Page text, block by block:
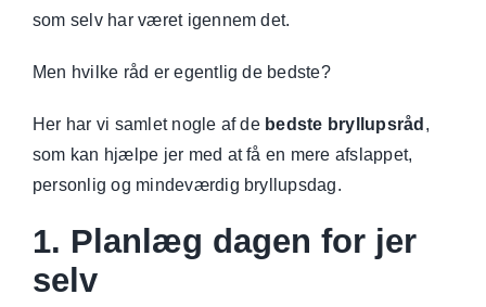
som selv har været igennem det.
Men hvilke råd er egentlig de bedste?
Her har vi samlet nogle af de bedste bryllupsråd ,
som kan hjælpe jer med at få en mere afslappet,
personlig og mindeværdig bryllupsdag.
1. Planlæg dagen for jer
selv